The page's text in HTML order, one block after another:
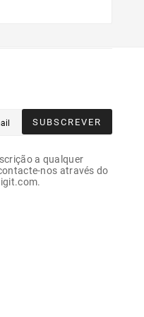
SUBSCREVER
a qualquer
nos através do